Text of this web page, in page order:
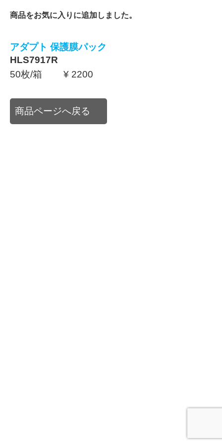
商品をお気に入りに追加しました。
アダプト 保護膜パック
HLS7917R
50枚/箱 ¥ 2200
商品ページへ戻る